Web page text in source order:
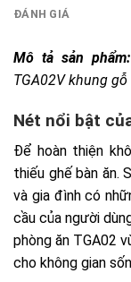
ĐÁNH GIÁ
Mô tả sản phẩm: